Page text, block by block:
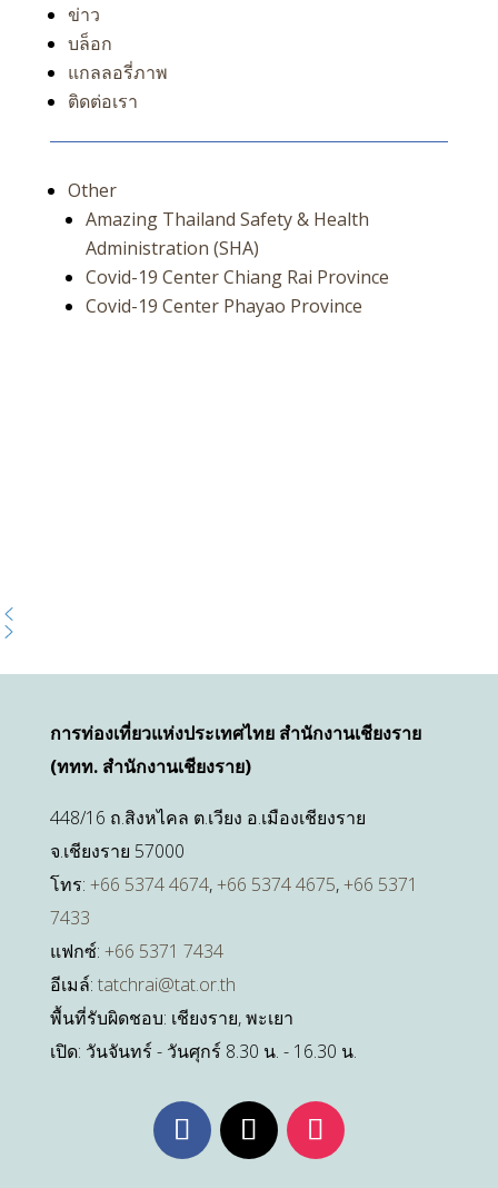
ข่าว
บล็อก
แกลลอรี่ภาพ
ติดต่อเรา
Other
Amazing Thailand Safety & Health
Administration (SHA)
Covid-19 Center Chiang Rai Province
Covid-19 Center Phayao Province
การท่องเที่ยวแห่งประเทศไทย สำนักงานเชียงราย
(ททท. สำนักงานเชียงราย)
448/16 ถ.สิงหไคล ต.เวียง อ.เมืองเชียงราย
จ.เชียงราย 57000
โทร: +66 5374 4674,+66 5374 4675,+66 5371
7433
แฟกซ์: +66 5371 7434
อีเมล์: tatchrai@tat.or.th
พื้นที่รับผิดชอบ: เชียงราย, พะเยา
เปิด: วันจันทร์ - วันศุกร์ 8.30 น. - 16.30 น.